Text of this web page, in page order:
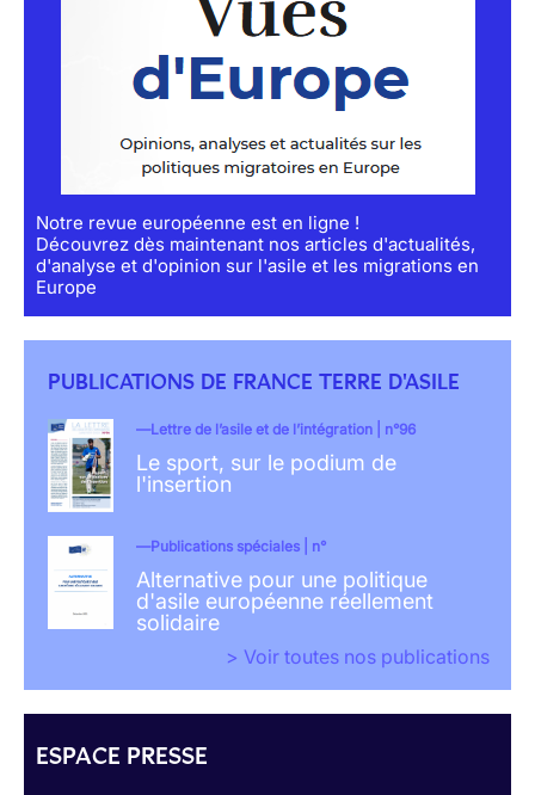
Notre revue européenne est en ligne !
Découvrez dès maintenant nos articles d'actualités,
d'analyse et d'opinion sur l'asile et les migrations en
Europe
PUBLICATIONS DE FRANCE TERRE D'ASILE
Lettre de l’asile et de l’intégration | n°96
Le sport, sur le podium de
l'insertion
Publications spéciales | n°
Alternative pour une politique
d'asile européenne réellement
solidaire
> Voir toutes nos publications
ESPACE PRESSE